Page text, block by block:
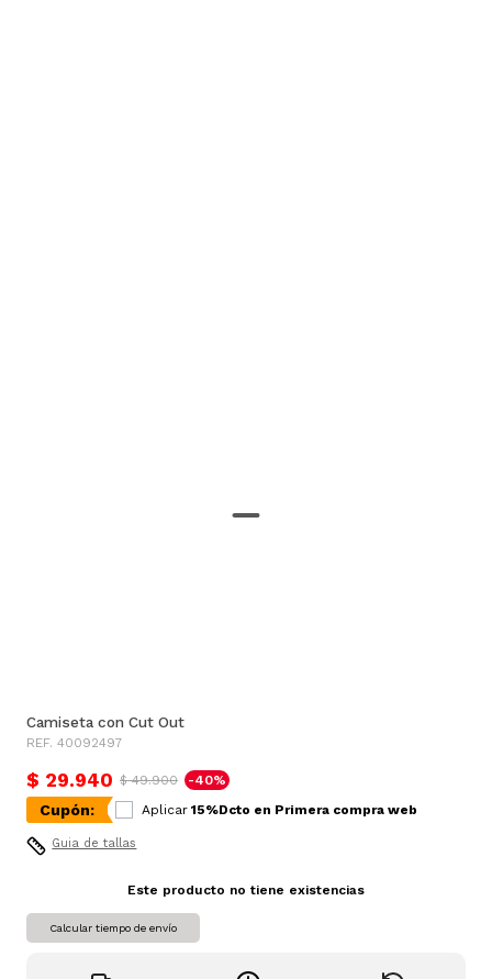
Camiseta con Cut Out
REF. 40092497
$ 29.940 $ 49.900 -40%
Cupón: Aplicar 15%Dcto en Primera compra web
Guia de tallas
Este producto no tiene existencias
Calcular tiempo de envío